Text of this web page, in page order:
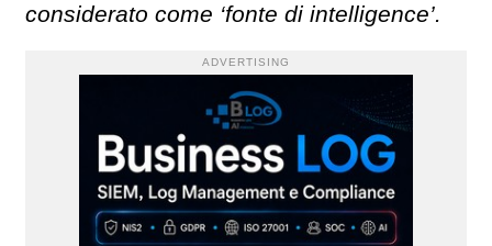
considerato come ‘fonte di intelligence’.
ADVERTISING